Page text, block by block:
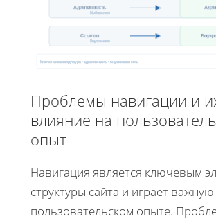
Адаптивность
Мобильные
Ссылки
Внутренние
Ключи: четкая структура • адаптивность • внутренняя сеть
Проблемы навигации и
влияние на
опыт
Навигация является ключевым
структуры сайта и играет
пользовательском опыте.